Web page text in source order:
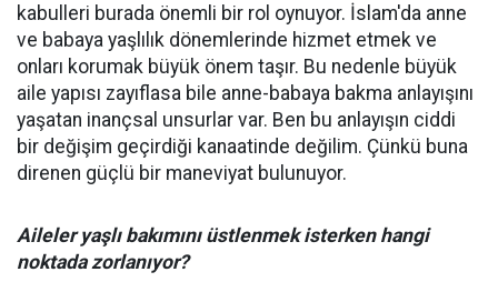
kabulleri burada önemli bir rol oynuyor. İslam'da anne
ve babaya yaşlılık dönemlerinde hizmet etmek ve
onları korumak büyük önem taşır. Bu nedenle büyük
aile yapısı zayıflasa bile anne-babaya bakma anlayışını
yaşatan inançsal unsurlar var. Ben bu anlayışın ciddi
bir değişim geçirdiği kanaatinde değilim. Çünkü buna
direnen güçlü bir maneviyat bulunuyor.
Aileler yaşlı bakımını üstlenmek isterken hangi
noktada zorlanıyor?